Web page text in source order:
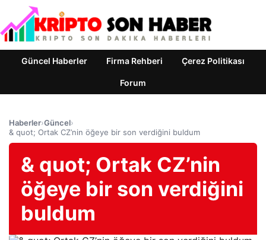
Güncel Haberler Firma Rehberi Çerez Politikası
Forum
Haberler›Güncel›
& quot; Ortak CZ’nin öğeye bir son verdiğini buldum
& quot; Ortak CZ’nin
öğeye bir son verdiğini
buldum